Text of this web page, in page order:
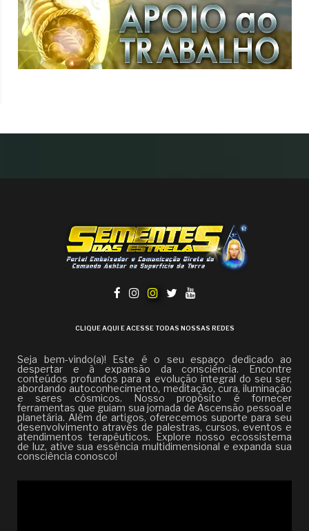
CLIQUE AQUI E ACESSE TODAS NOSSAS REDES
Seja bem-vindo(a)! Este é o seu espaço dedicado ao
despertar e à expansão da consciência. Encontre
conteúdos profundos para a evolução integral do seu ser,
abordando autoconhecimento, meditação, cura, iluminação
e seres cósmicos. Nosso propósito é fornecer
ferramentas que guiam sua jornada de Ascensão pessoal e
planetária. Além de artigos, oferecemos suporte para seu
desenvolvimento através de palestras, cursos, eventos e
atendimentos terapêuticos. Explore nosso ecossistema
de luz, ative sua essência multidimensional e expanda sua
consciência conosco!